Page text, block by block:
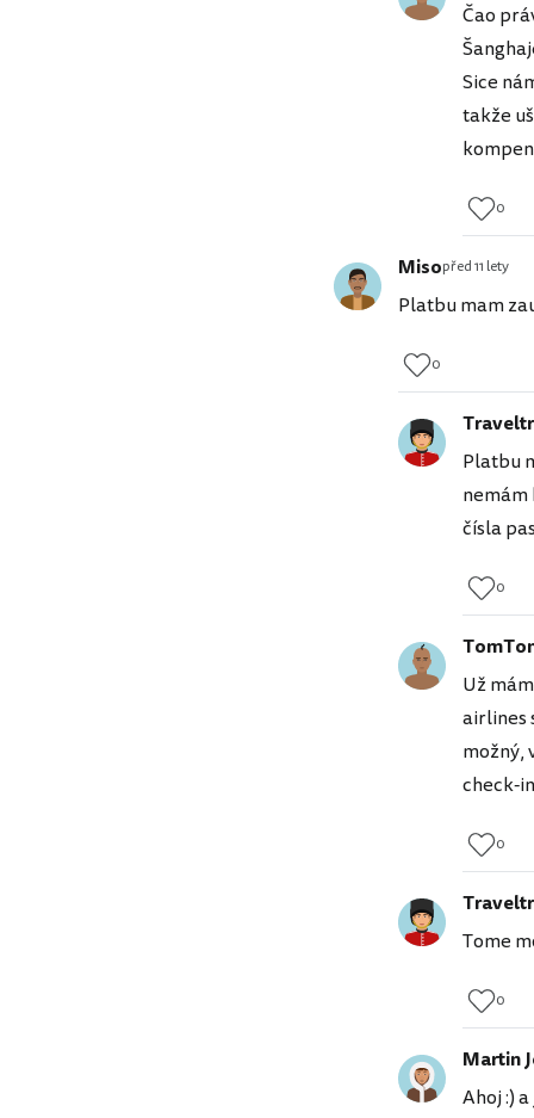
Čao
Sice
takže
0
Misopřed 11 lety
Platbu mam
0
Platbu
čísla
0
Už
airlines
možný,
check-
0
Tome
0
Martin
Ahoj :)